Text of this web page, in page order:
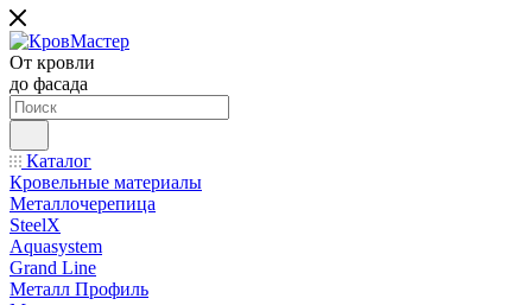
От кровли
до фасада
Каталог
Кровельные материалы
Металлочерепица
SteelX
Aquasystem
Grand Line
Металл Профиль